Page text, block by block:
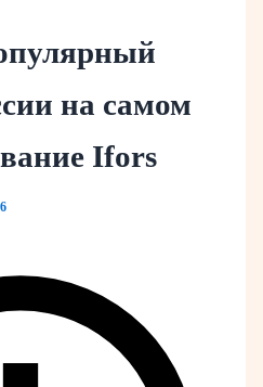
на самом
Ifors